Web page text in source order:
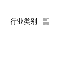
行业类别